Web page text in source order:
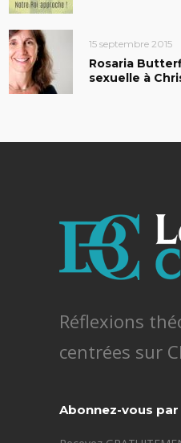
15 septembre 2015
Rosaria
sexuelle à
Réflexions
centrées sur
Abonnez-vous